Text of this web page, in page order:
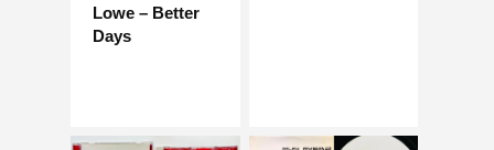
Lowe – Better
Days